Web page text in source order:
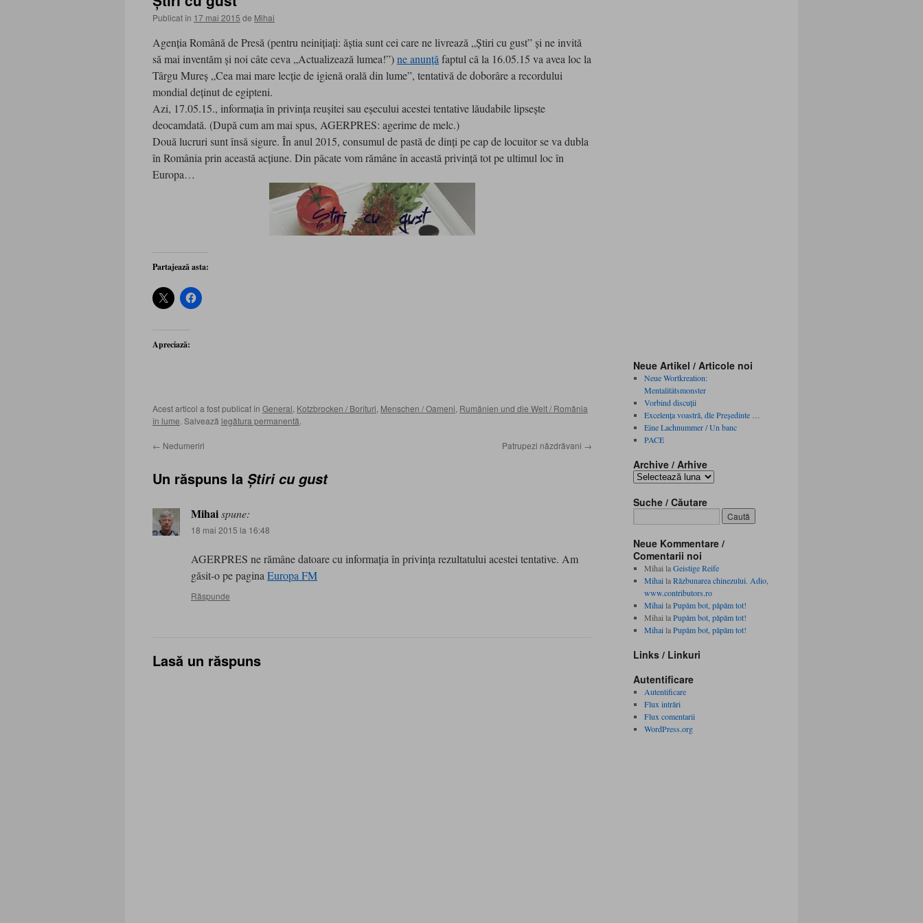
Publicat în 17 mai 2015 de Mihai
Agenţia Română de Presă (pentru neiniţiaţi: ăştia sunt cei care ne livrează „Ştiri cu gust” şi ne invită
să mai inventăm şi noi câte ceva „Actualizează lumea!”)ne anunţă faptul că la 16.05.15 va avea loc la
Târgu Mureş „Cea mai mare lecţie de igienă orală din lume”, tentativă de doborâre a recordului
mondial deţinut de egipteni.
Azi, 17.05.15., informaţia în privinţa reuşitei sau eşecului acestei tentative lăudabile lipseşte
deocamdată. (După cum am mai spus, AGERPRES: agerime de melc.)
Două lucruri sunt însă sigure. În anul 2015, consumul de pastă de dinţi pe cap de locuitor se va dubla
în România prin această acţiune. Din păcate vom rămâne în această privinţă tot pe ultimul loc în
Europa…
Partajează asta:
Apreciază:
Acest articol a fost publicat în General Kotzbrocken / Borîturi Menschen / Oameni Rumänien und die Welt / România
în lume . Salvează legătura permanentă
← Nedumeriri Patrupezi năzdrăvani →
Un răspuns la Ştiri cu gust
Mihaispune:
18 mai 2015 la 16:48
AGERPRES ne rămâne datoare cu informaţia în privinţa rezultatului acestei tentative. Am
găsit-o pe pagina Europa FM
Răspunde
Lasă un răspuns
Neue Artikel / Articole noi
Neue Wortkreation:
Mentalitätsmonster
Vorbind discuţii
Excelenţa voastră, dle Preşedinte …
Eine Lachnummer / Un banc
PACE
Archive / Arhive
Archive
Arhive
Suche / Căutare
Neue Kommentare /
Comentarii noi
Mihai laGeistige Reife
MihailaRăzbunarea chinezului. Adio,
www.contributors.ro
MihailaPupăm bot, păpăm tot!
Mihai laPupăm bot, păpăm tot!
MihailaPupăm bot, păpăm tot!
Links / Linkuri
Autentificare
Autentificare
Flux intrări
Flux comentarii
WordPress.org